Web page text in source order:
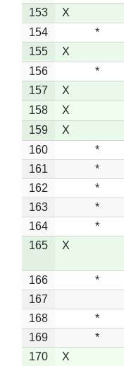
153
X
154
*
155
X
156
*
157
X
158
X
159
X
160
*
161
*
162
*
163
*
164
*
165
X
166 *
167
168
*
169
*
170
X